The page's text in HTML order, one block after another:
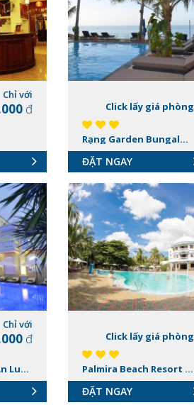
Chỉ với
đ Click lấy giá phòng
Rạng Garden Bungalow – Khu Biển
ĐẶT NGAY
Chỉ với
đ
Le Pavillion Hoi An Luxury Resort & Spa
Click lấy giá phòng
Palmira Beach Resort & Spa
ĐẶT NGAY